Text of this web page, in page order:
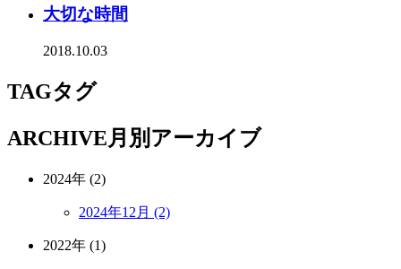
大切な時間
2018.10.03
TAGタグ
ARCHIVE月別アーカイブ
2024年 (2)
2024年12月 (2)
2022年 (1)